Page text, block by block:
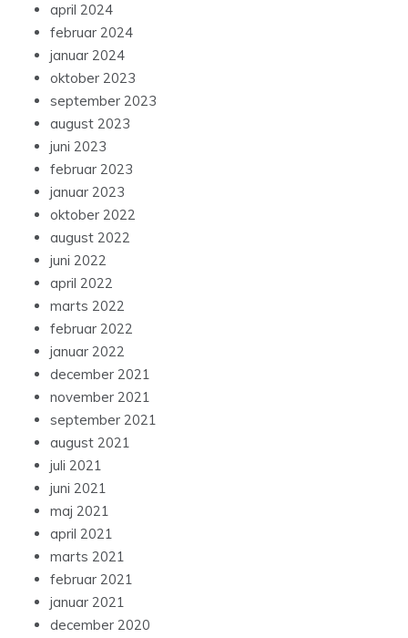
april 2024
februar 2024
januar 2024
oktober 2023
september 2023
august 2023
juni 2023
februar 2023
januar 2023
oktober 2022
august 2022
juni 2022
april 2022
marts 2022
februar 2022
januar 2022
december 2021
november 2021
september 2021
august 2021
juli 2021
juni 2021
maj 2021
april 2021
marts 2021
februar 2021
januar 2021
december 2020